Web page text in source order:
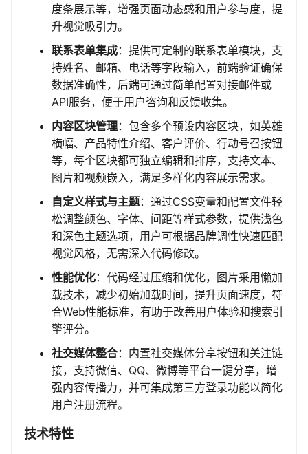
度条展示等，增强页面动态感和用户参与度，提
升视觉吸引力。
联系表单集成：提供可定制的联系表单模块，支
持姓名、邮箱、电话等字段输入，前端验证确保
数据准确性，后端可通过简单配置对接邮件或
API服务，便于用户咨询和反馈收集。
内容区块管理：包含多个预设内容区块，如英雄
横幅、产品特性介绍、客户评价、行动号召按钮
等，每个区块都可独立编辑和排序，支持文本、
图片和视频嵌入，满足多样化内容展示需求。
自定义样式与主题：通过CSS变量和配置文件轻
松调整颜色、字体、间距等样式参数，提供浅色
和深色主题选项，用户可根据品牌调性快速匹配
视觉风格，无需深入代码修改。
性能优化：代码经过压缩和优化，图片采用懒加
载技术，减少初始加载时间，提升页面速度，符
合Web性能标准，有助于改善用户体验和搜索引
擎评分。
社交媒体整合：内置社交媒体分享按钮和关注链
接，支持微信、QQ、微博等平台一键分享，增
强内容传播力，并可集成第三方登录功能以简化
用户注册流程。
技术特性